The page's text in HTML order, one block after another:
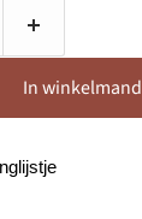
In winkelmand